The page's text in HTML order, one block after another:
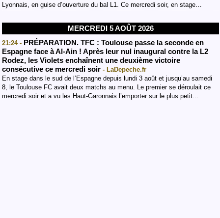
Lyonnais, en guise d’ouverture du bal L1. Ce mercredi soir, en stage…
MERCREDI 5 AOÛT 2026
21:24 - PRÉPARATION. TFC : Toulouse passe la seconde en
Espagne face à Al-Ain ! Après leur nul inaugural contre la L2
Rodez, les Violets enchaînent une deuxième victoire
consécutive ce mercredi soir - LaDepeche.fr
En stage dans le sud de l’Espagne depuis lundi 3 août et jusqu’au samedi
8, le Toulouse FC avait deux matchs au menu. Le premier se déroulait ce
mercredi soir et a vu les Haut-Garonnais l’emporter sur le plus petit…